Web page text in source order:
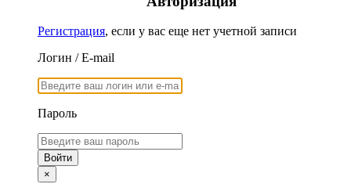
Регистрация, если у вас еще нет учетной записи
Логин / E-mail
Пароль
×